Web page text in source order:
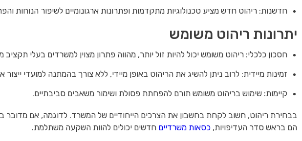
חדשנות: ריהוט חדש מציע טכנולוגיות מתקדמות ופתרונות ארגונומיים לשיפור הנוחות
יתרונות ריהוט משומש
חסכון כלכלי: ריהוט משומש יכול להיות זול יותר, מהווה פתרון מצוין למשרדים בעלי תקציב
זמינות מיידית: לרוב ניתן להשיג את הריהוט באופן מיידי, ללא צורך בהמתנה למועדי ייצור
קיימות: שימוש בריהוט משומש תורם להפחתת פסולת ושימור משאבים סביבתיים.
בבחירת ריהוט, חשוב לקחת בחשבון את הצרכים הייחודיים של המשרד. לדוגמה, אם מדובר
הם בראש סדר העדיפויות, כסאות משרדיים חדשים יכולים להוות השקעה משתלמת.